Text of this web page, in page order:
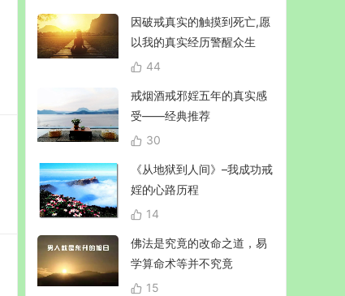
因破戒真实的触摸到死亡,愿
以我的真实经历警醒众生
44
戒烟酒戒邪婬五年的真实感
受——经典推荐
30
《从地狱到人间》–我成功戒
婬的心路历程
14
佛法是究竟的改命之道，易
学算命术等并不究竟
15